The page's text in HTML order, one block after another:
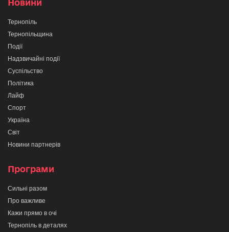
Новини
Тернопіль
Тернопільщина
Події
Надзвичайні події
Суспільство
Політика
Лайф
Спорт
Україна
Світ
Новини партнерів
Програми
Сильні разом
Про важливе
Кажи прямо в очі
Тернопіль в деталях